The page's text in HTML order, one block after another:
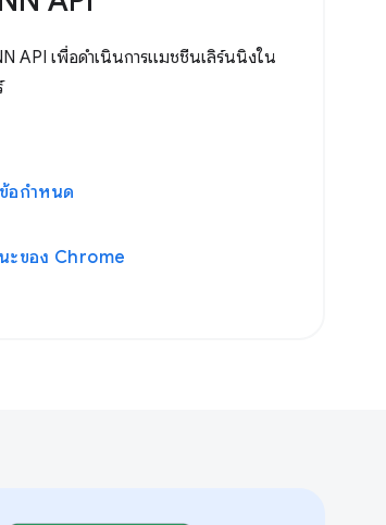
API เพื่อดำเนินการแมชชีนเลิร์นนิงใน
อกำหนด
ะของ Chrome